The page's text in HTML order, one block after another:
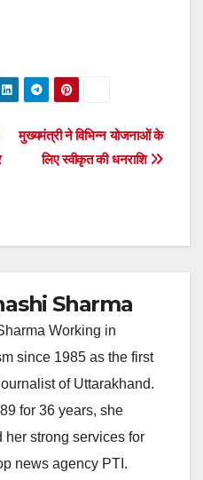
मुख्यमंत्री ने विभिन्न योजनाओं के
लिए स्वीकृत की धनराशि
Sharma
Working in
since 1985 as the first
of Uttarakhand.
for 36 years, she
her strong services for
news agency PTI.